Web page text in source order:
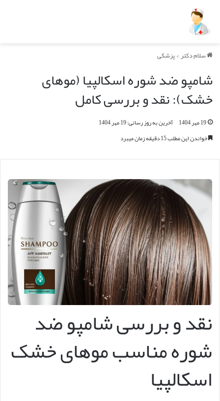
سلام دکتر>پزشکی
شامپو ضد شوره اسکالپیا (موهای
خشک): نقد و بررسی کامل
19 مهر 1404
آخرین به روز رسانی: 19 مهر 1404
خواندن این مطلب 15 دقیقه زمان میبرد
نقد و بررسی شامپو ضد
شوره مناسب موهای خشک
اسکالپیا